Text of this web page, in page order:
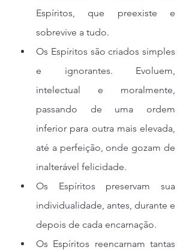
Espíritos, que preexiste e
sobrevive a tudo.
Os Espíritos são criados simples
e ignorantes. Evoluem,
intelectual e moralmente,
passando de uma ordem
inferior para outra mais elevada,
até a perfeição, onde gozam de
inalterável felicidade.
Os Espíritos preservam sua
individualidade, antes, durante e
depois de cada encarnação.
Os Espíritos reencarnam tantas